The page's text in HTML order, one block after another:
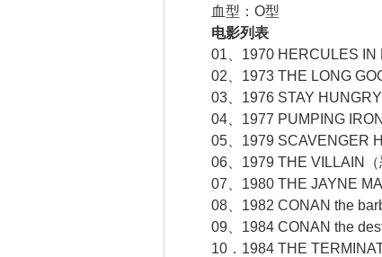
血型：O型
电影列表
01、1970 HERCULES IN
02、1973 THE LONG
03、1976 STAY HUNGRY
04、1977 PUMPING IRON
05、1979 SCAVENGER
06、1979 THE VILLAIN（
07、1980 THE JAYNE
08、1982 CONAN the
09、1984 CONAN the
10．1984 THE